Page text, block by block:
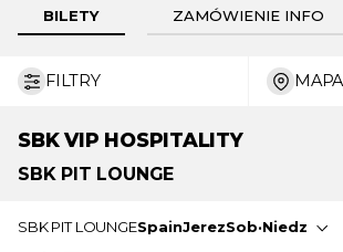
BILETY ZAMÓWIENIE INFO
FILTRY
MAPA
SBKVIP HOSPITALITY
SBK PIT LOUNGE
SBK PIT LOUNGESpainJerezSob·Niedz